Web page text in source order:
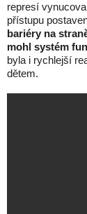
represí
přístupu
bariéry na
mohl systém
byla i rychlejší
dětem.